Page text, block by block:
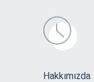
Hakkımızda